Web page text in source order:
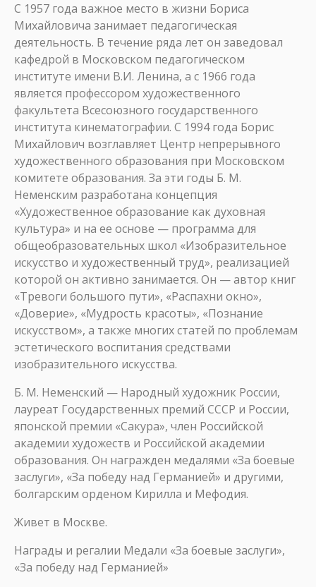
С 1957 года важное место в жизни Бориса
Михайловича занимает педагогическая
деятельность. В течение ряда лет он заведовал
кафедрой в Московском педагогическом
институте имени В.И. Ленина, а с 1966 года
является профессором художественного
факультета Всесоюзного государственного
института кинематографии. С 1994 года Борис
Михайлович возглавляет Центр непрерывного
художественного образования при Московском
комитете образования. За эти годы Б. М.
Неменским разработана концепция
«Художественное образование как духовная
культура» и на ее основе — программа для
общеобразовательных школ «Изобразительное
искусство и художественный труд», реализацией
которой он активно занимается. Он — автор книг
«Тревоги большого пути», «Распахни окно»,
«Доверие», «Мудрость красоты», «Познание
искусством», а также многих статей по проблемам
эстетического воспитания средствами
изобразительного искусства.
Б. М. Неменский — Народный художник России,
лауреат Государственных премий СССР и России,
японской премии «Сакура», член Российской
академии художеств и Российской академии
образования. Он награжден медалями «За боевые
заслуги», «За победу над Германией» и другими,
болгарским орденом Кирилла и Мефодия.
Живет в Москве.
Награды и регалии Медали «За боевые заслуги»,
«За победу над Германией»